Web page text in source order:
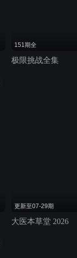
151期全
极限挑战全集
更新至07-29期
大医本草堂 2026